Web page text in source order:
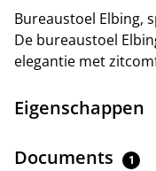
Bureaustoel Elbing,
De bureaustoel
elegantie met
Eigenschappen
Documents 1